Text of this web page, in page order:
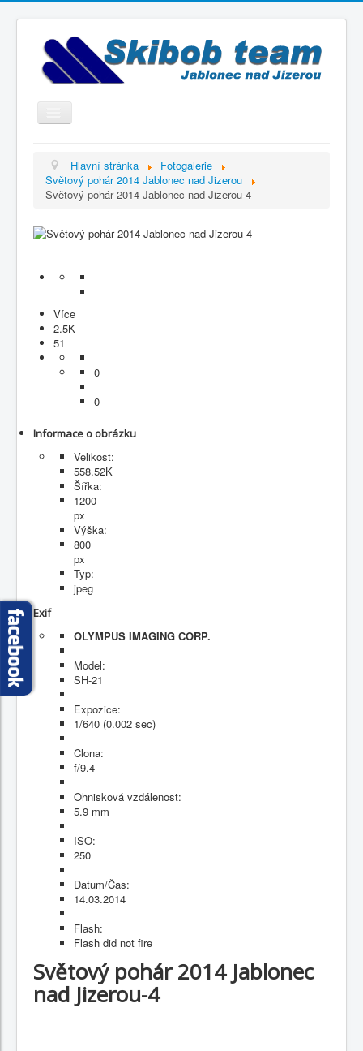
Přepnout
navigaci
Historie
Závodníci
Termínový kalendář
Výsledky
Videogalerie
Fotogalerie
Hlavní stránka
Fotogalerie
Světový pohár 2014 Jablonec nad Jizerou
Světový pohár 2014 Jablonec nad Jizerou-4
Více
2.5K
51
0
0
Informace o obrázku
Velikost:
558.52K
Šířka:
1200
px
Výška:
800
px
Typ:
jpeg
Exif
OLYMPUS IMAGING CORP.
Model:
SH-21
Expozice:
1/640 (0.002 sec)
Clona:
f/9.4
Ohnisková vzdálenost:
5.9 mm
ISO:
250
Datum/Čas:
14.03.2014
Flash:
Flash did not fire
Světový pohár 2014 Jablonec
nad Jizerou-4